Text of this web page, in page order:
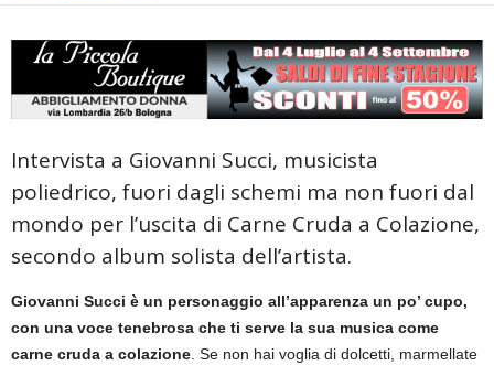
Intervista a Giovanni Succi, musicista
poliedrico, fuori dagli schemi ma non fuori dal
mondo per l’uscita di Carne Cruda a Colazione,
secondo album solista dell’artista.
Giovanni Succi è un personaggio all’apparenza un po’ cupo,
con una voce tenebrosa che ti serve la sua musica come
carne cruda a colazione. Se non hai voglia di dolcetti, marmellate